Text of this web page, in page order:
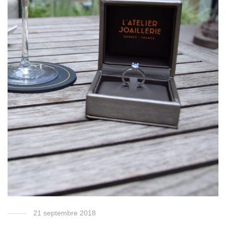
21 septembre 2018